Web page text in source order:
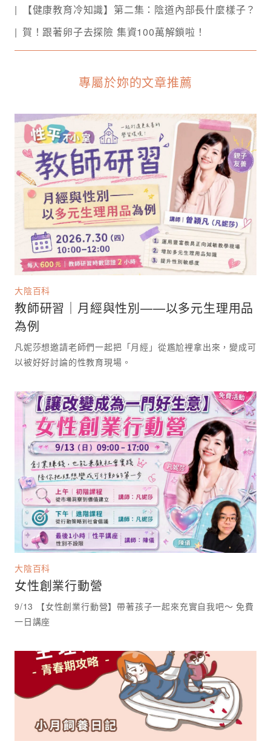
【健康教育冷知識】第二集：陰道內部長什麼樣子？
賀！跟著卵子去探險 集資100萬解鎖啦！
專屬於妳的文章推薦
大陰百科
教師研習｜月經與性別——以多元生理用品
為例
凡妮莎想邀請老師們一起把「月經」從尷尬裡拿出來，變成可
大陰百科
女性創業行動營
9/13 【女性創業行動營】帶著孩子一起來充實自我吧～ 免費